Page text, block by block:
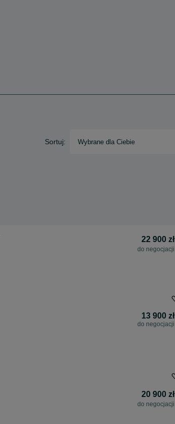
Sortuj: Wybrane dla Ciebie
22 900 zł
do negocjacji
13 900 zł
do negocjacji
20 900 zł
do negocjacji